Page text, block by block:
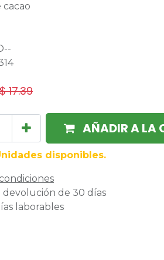
cacao
$17.39
AÑADIR A LA
disponibles.
devolución de 30 días
laborables